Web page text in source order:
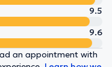
9.5
9.6
an appointment with